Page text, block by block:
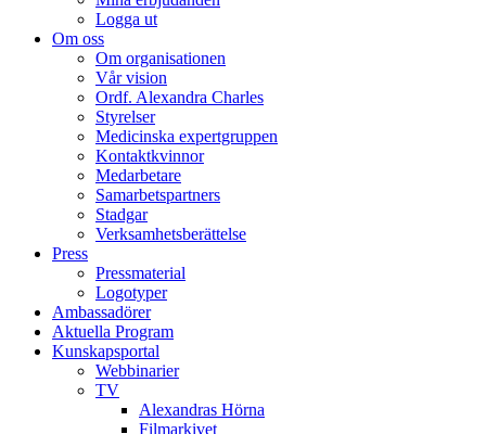
Logga ut
Om oss
Om organisationen
Vår vision
Ordf. Alexandra Charles
Styrelser
Medicinska expertgruppen
Kontaktkvinnor
Medarbetare
Samarbetspartners
Stadgar
Verksamhetsberättelse
Press
Pressmaterial
Logotyper
Ambassadörer
Aktuella Program
Kunskapsportal
Webbinarier
TV
Alexandras Hörna
Filmarkivet